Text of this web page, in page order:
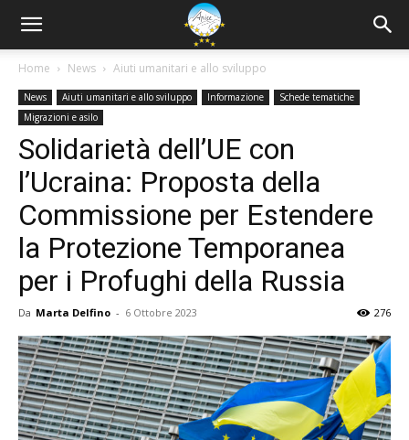
Home News Aiuti umanitari e allo sviluppo
News Aiuti umanitari e allo sviluppo Informazione
Schede tematiche
Migrazioni e asilo
Solidarietà dell’UE con
l’Ucraina: Proposta della
Commissione per Estendere
la Protezione Temporanea
per i Profughi della Russia
Da Marta Delfino - 6 Ottobre 2023 276